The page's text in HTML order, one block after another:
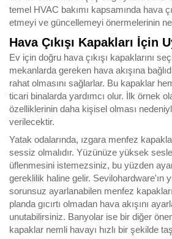
temel HVAC bakımı kapsamında hava
etmeyi ve güncellemeyi önermelerinin
Hava Çıkışı Kapakları İçin
Ev için doğru hava çıkışı kapaklarını
mekanlarda gereken hava akışına
rahat olmasını sağlarlar. Bu kapaklar
ticari binalarda yardımcı olur. İlk örnek
özelliklerinin daha kişisel olması
verilecektir.
Yatak odalarında, ızgara menfez
sessiz olmalıdır. Yüzünüze yüksek
üflenmesini istemezsiniz, bu yüzden
gereklilik haline gelir. Sevilohardware'ın
sorunsuz ayarlanabilen menfez
planda gıcırtı olmadan hava akışını
unutabilirsiniz. Banyolar ise bir diğer
kapaklar nemli havayı hızlı bir şekilde